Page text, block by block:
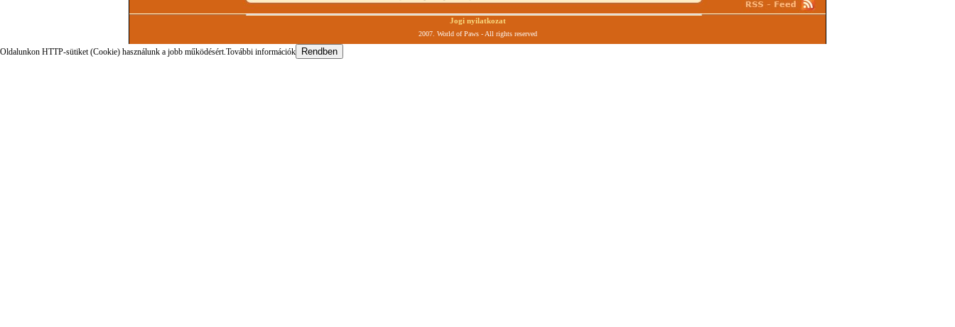
Jogi nyilatkozat
2007. World of Paws - All rights reserved
Oldalunkon HTTP-sütiket (Cookie) használunk a jobb működésért.További információk